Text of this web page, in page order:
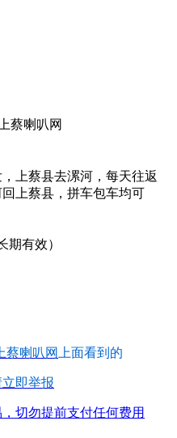
蔡喇叭网
上蔡县去漯河，每天往返
上蔡县，拼车包车均可
期有效）
蔡喇叭网 上面看到的
即举报
切勿提前支付任何费用